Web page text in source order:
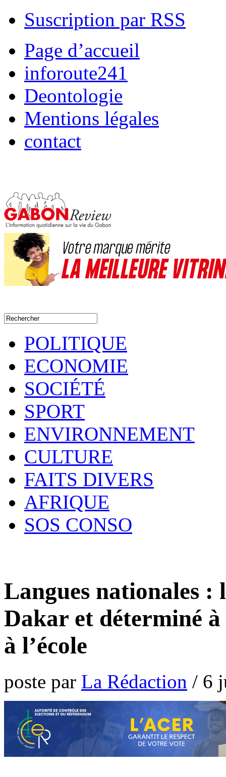
Suscription par RSS
Page d’accueil
inforoute241
Deontologie
Mentions légales
contact
POLITIQUE
ECONOMIE
SOCIÉTÉ
SPORT
ENVIRONNEMENT
CULTURE
FAITS DIVERS
AFRIQUE
SOS CONSO
Langues nationales :
Dakar et déterminé
à l’école
poste par La Rédaction / 6